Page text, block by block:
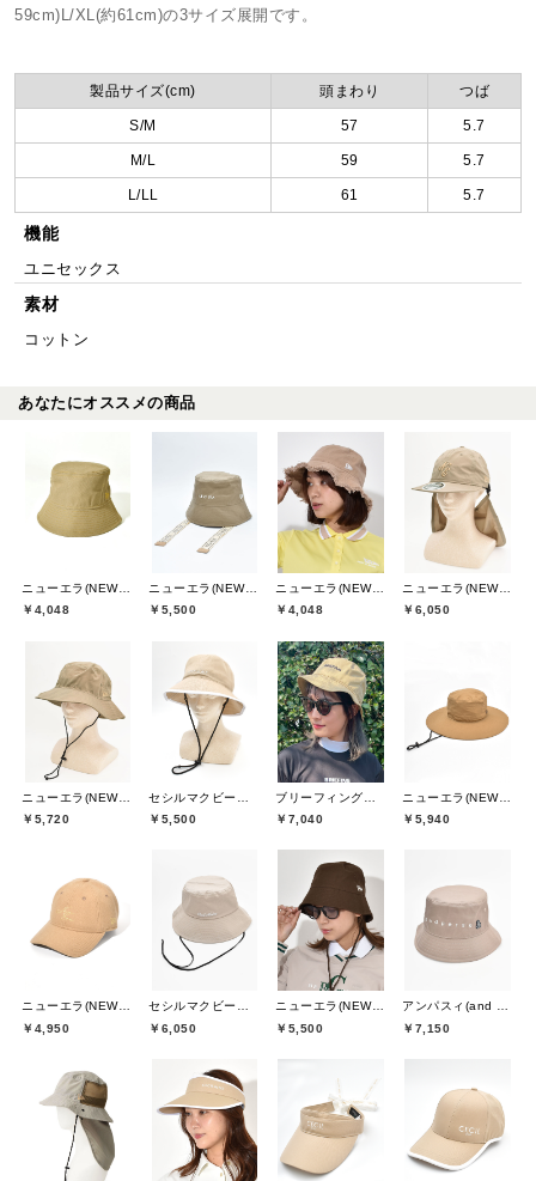
59cm)L/XL(約61cm)の3サイズ展開です。
製品サイズ(cm) 頭まわり つば
S/M 57 5.7
M/L 59 5.7
L/LL 61 5.7
機能
ユニセックス
素材
コットン
あなたにオススメの商品
ニューエラ(NEW ERA)
￥4,048
ニューエラ(NEW ERA)
￥5,500
ニューエラ(NEW ERA)
￥4,048
ニューエラ(NEW ERA)
￥6,050
ニューエラ(NEW ERA)
￥5,720
￥5,500
￥7,040
ニューエラ(NEW ERA)
￥5,940
ニューエラ(NEW ERA)
￥4,950
セシルマクビーグリーン(CECIL McBEE green)
￥6,050
ニューエラ(NEW ERA)
￥5,500
アンパスィ(and per se)
￥7,150